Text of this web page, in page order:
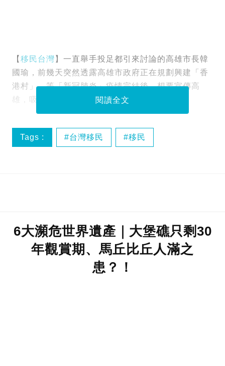
【 移民台灣 】一直舉手投足都引來討論的高雄市長韓
國瑜，前幾天突然透露高雄市政府正在規劃興建「香
港村」，等「新冠肺炎」疫情完結後，想要宣傳高
雄，吸引香港人和馬來西亞人移民到高雄。
閱讀全文
Tags : 台灣移民 移民
6大瀕危世界遺產｜大堡礁只剩30
年觀賞期、馬丘比丘人滿之
患？！